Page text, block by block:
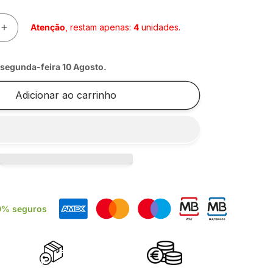
Aumentar
a
de
ARMAÇÃO
UNI
JUNIOR
Atenção , restam apenas:4 unidades.
segunda-feira 10 Agosto.
Adicionar ao carrinho
seguros